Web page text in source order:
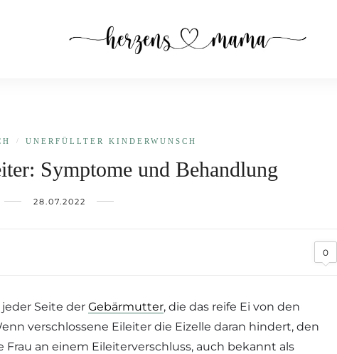
/ UNERFÜLLTER KINDERWUNSCH
Symptome und Behandlung
28.07.2022
0
Seite der Gebärmutter, die das reife Ei von den
verschlossene Eileiter die Eizelle daran hindert, den
an einem Eileiterverschluss, auch bekannt als